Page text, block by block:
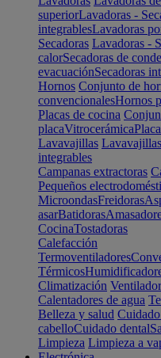
superiorLavadoras -
integrablesLavadoras
Secadoras Lavadoras -
calorSecadoras de
evacuaciónSecadoras
Hornos Conjunto de
convencionalesHornos
Placas de cocina
placaVitrocerámica
Lavavajillas
integrables
Campanas extractoras
Pequeños
MicroondasFreidoras
asarBatidoras
CocinaTostadoras
Calefacción
Termoventiladores
Térmicos
Climatización
Calentadores de agua
Belleza y salud
cabelloCuidado dental
Limpieza Limpieza a